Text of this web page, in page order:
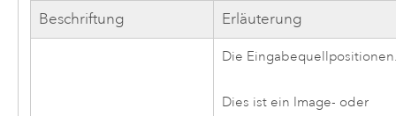
Beschriftung Erläuterung
Die
Dies ist ein Image- oder